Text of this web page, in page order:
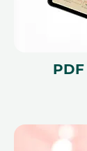
Podmínky
dobu 12
referenční
nahradit,
není vratný.